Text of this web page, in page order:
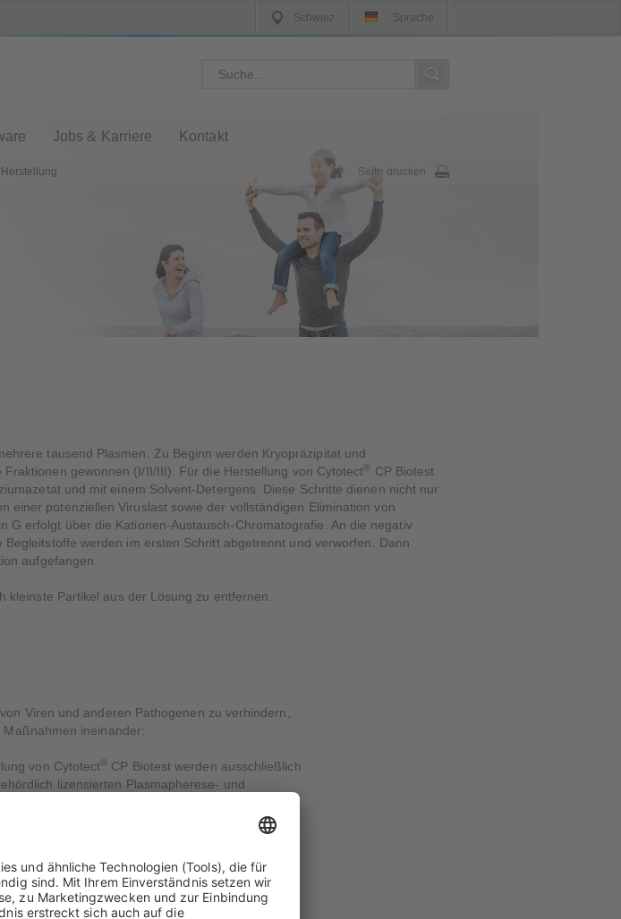
Schweiz Sprache
Jobs & Karriere Kontakt
Herstellung Seite drucken
tausend Plasmen. Zu Beginn werden Kryopräzipitat und
gewonnen (I/II/III). Für die Herstellung von Cytotect® CP Biotest
und mit einem Solvent-Detergens. Diese Schritte dienen nicht nur
einer potenziellen Viruslast sowie der vollständigen Elimination von
erfolgt über die Kationen-Austausch-Chromatografie. An die negativ
werden im ersten Schritt abgetrennt und verworfen. Dann
aufgefangen.
Partikel aus der Lösung zu entfernen.
Viren und anderen Pathogenen zu verhindern,
ineinander:
von Cytotect® CP Biotest werden ausschließlich
lizensierten Plasmapherese- und
Niederlanden, Österreich, der Schweiz, der
Republik, Ungarn und den USA.
negativ auf Hepatitis-B-Antigen sowie auf
humanes Immundefizienzvirus (HIV 1/2) und
getestet worden sein.